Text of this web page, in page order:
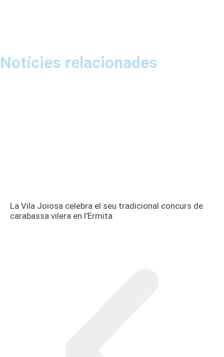
Notícies relacionades
La Vila Joiosa celebra el seu tradicional concurs de
carabassa vilera en l’Ermita